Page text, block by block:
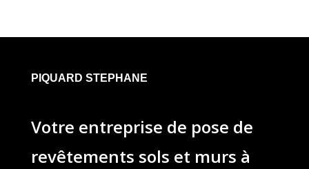
PIQUARD STEPHANE
Votre entreprise de pose de
revêtements sols et murs à